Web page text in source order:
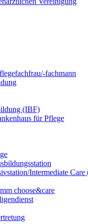
fachmann
(IBF)
für Pflege
Intermediate
choose&care